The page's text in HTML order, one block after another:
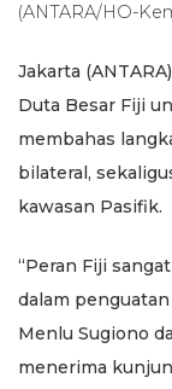
(ANTARA/HO-
Jakarta
Duta Besar Fiji
membahas
bilateral,
kawasan Pasifik.
“Peran Fiji
dalam
Menlu Sugiono
menerima